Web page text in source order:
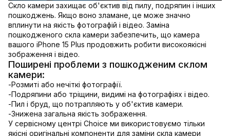
Скло камери захищає об'єктив від пилу, подряпин і інших
пошкоджень. Якщо воно зламане, це може значно
вплинути на якість фотографій і відео. Заміна
пошкодженого скла камери забезпечить, що камера
вашого iPhone 15 Plus продовжить робити високоякісні
зображення і відео.
Поширені проблеми з пошкодженим склом
камери:
-Розмиті або нечіткі фотографії.
-Подряпини або тріщини, видимі на фотографіях і відео.
-Пил і бруд, що потрапляють у об'єктив камери.
-Знижена загальна якість зображення.
У сервісному центрі Choice ми використовуємо тільки
якісні оригінальні компоненти для заміни скла камери